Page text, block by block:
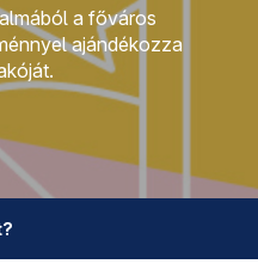
a főváros
ajándékozza